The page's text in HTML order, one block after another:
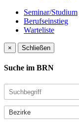
Seminar/Studium
Berufseinstieg
Warteliste
× Schließen
Suche im BRN